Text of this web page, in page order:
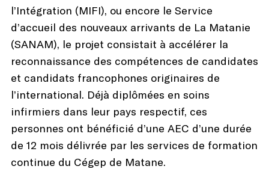
l’Intégration (MIFI), ou encore le Service
d’accueil des nouveaux arrivants de La Matanie
(SANAM), le projet consistait à accélérer la
reconnaissance des compétences de candidates
et candidats francophones originaires de
l’international. Déjà diplômées en soins
infirmiers dans leur pays respectif, ces
personnes ont bénéficié d’une AEC d’une durée
de 12 mois délivrée par les services de formation
continue du Cégep de Matane.